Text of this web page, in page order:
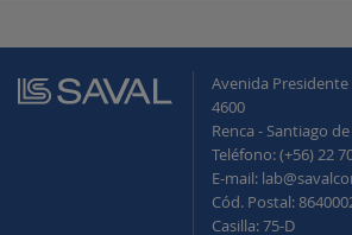
Avenida
4600
Renca - Santiago
Teléfono: (+56) 22
E-mail:
Cód. Postal:
Casilla: 75-D